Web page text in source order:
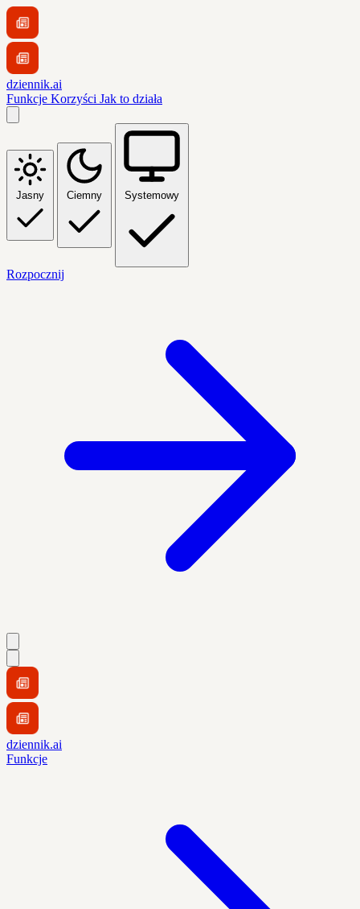
dziennik.ai
Funkcje Korzyści Jak to działa
Jasny Ciemny Systemowy
Rozpocznij
dziennik.ai
Funkcje